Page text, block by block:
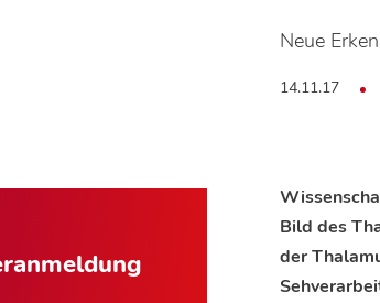
Neue
14.11.17
Bild des
der